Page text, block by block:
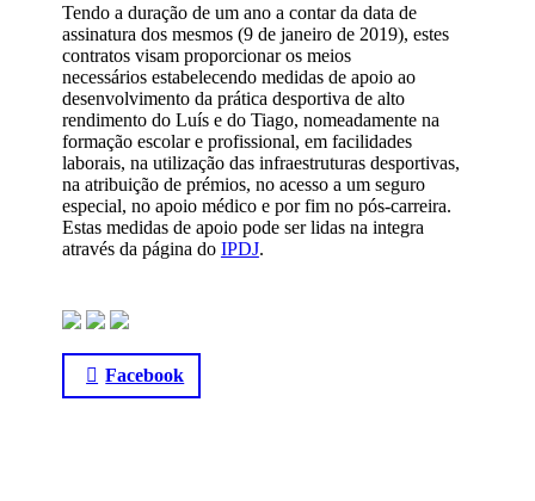
Tendo a duração de um ano a contar da data de
assinatura dos mesmos (9 de janeiro de 2019), estes
contratos visam proporcionar os meios
necessários estabelecendo medidas de apoio ao
desenvolvimento da prática desportiva de alto
rendimento do Luís e do Tiago, nomeadamente na
formação escolar e profissional, em facilidades
laborais, na utilização das infraestruturas desportivas,
na atribuição de prémios, no acesso a um seguro
especial, no apoio médico e por fim no pós-carreira.
Estas medidas de apoio pode ser lidas na integra
através da página do IPDJ.
Facebook